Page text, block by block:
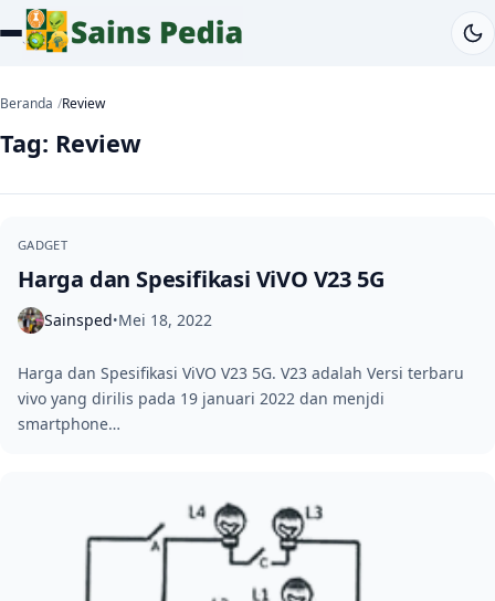
Beranda Review
Tag: Review
GADGET
Harga dan Spesifikasi ViVO V23 5G
Sainsped•Mei 18, 2022
Harga dan Spesifikasi ViVO V23 5G. V23 adalah Versi terbaru
vivo yang dirilis pada 19 januari 2022 dan menjdi
smartphone…